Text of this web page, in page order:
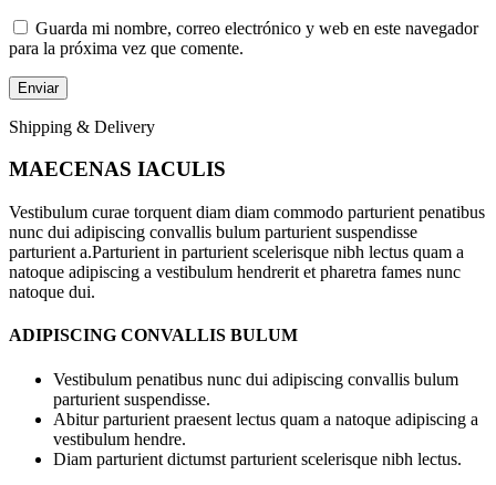
Guarda mi nombre, correo electrónico y web en este navegador
para la próxima vez que comente.
Shipping & Delivery
MAECENAS IACULIS
Vestibulum curae torquent diam diam commodo parturient penatibus
nunc dui adipiscing convallis bulum parturient suspendisse
parturient a.Parturient in parturient scelerisque nibh lectus quam a
natoque adipiscing a vestibulum hendrerit et pharetra fames nunc
natoque dui.
ADIPISCING CONVALLIS BULUM
Vestibulum penatibus nunc dui adipiscing convallis bulum
parturient suspendisse.
Abitur parturient praesent lectus quam a natoque adipiscing a
vestibulum hendre.
Diam parturient dictumst parturient scelerisque nibh lectus.